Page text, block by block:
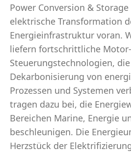
Power Conversion &
elektrische Transformation
Energieinfrastruktur voran.
liefern fortschrittliche
Steuerungstechnologien,
Dekarbonisierung von
Prozessen und Systemen
tragen dazu bei, die
Bereichen Marine, Energie
beschleunigen. Die
Herzstück der